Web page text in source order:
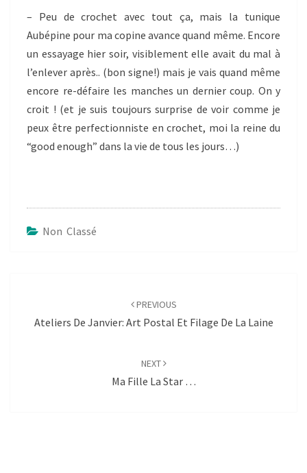
– Peu de crochet avec tout ça, mais la tunique
Aubépine pour ma copine avance quand même. Encore
un essayage hier soir, visiblement elle avait du mal à
l’enlever après.. (bon signe!) mais je vais quand même
encore re-défaire les manches un dernier coup. On y
croit ! (et je suis toujours surprise de voir comme je
peux être perfectionniste en crochet, moi la reine du
“good enough” dans la vie de tous les jours…)
Non Classé
PREVIOUS
Ateliers De Janvier: Art Postal Et Filage De La Laine
NEXT
Ma Fille La Star …